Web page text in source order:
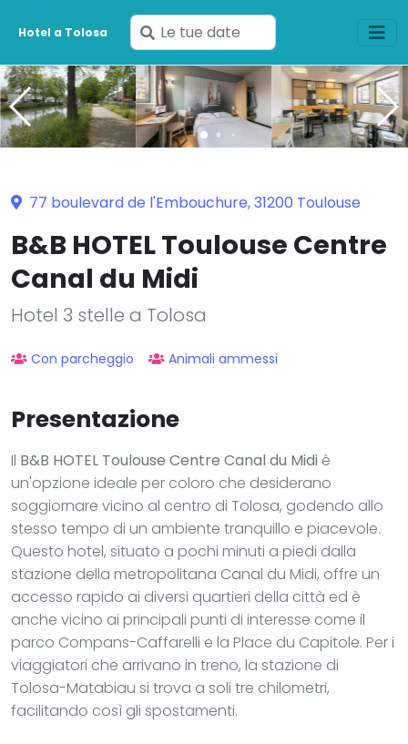
Hotel a Tolosa
Inserisci
le
tue
date
77 boulevard de l'Embouchure, 31200 Toulouse
B&B HOTEL Toulouse Centre
Canal du Midi
Hotel 3 stelle a Tolosa
Con parcheggio Animali ammessi
Presentazione
Il B&B HOTEL Toulouse Centre Canal du Midi è
un'opzione ideale per coloro che desiderano
soggiornare vicino al centro di Tolosa, godendo allo
stesso tempo di un ambiente tranquillo e piacevole.
Questo hotel, situato a pochi minuti a piedi dalla
stazione della metropolitana Canal du Midi, offre un
accesso rapido ai diversi quartieri della città ed è
anche vicino ai principali punti di interesse come il
parco Compans-Caffarelli e la Place du Capitole. Per i
viaggiatori che arrivano in treno, la stazione di
Tolosa-Matabiau si trova a soli tre chilometri,
facilitando così gli spostamenti.